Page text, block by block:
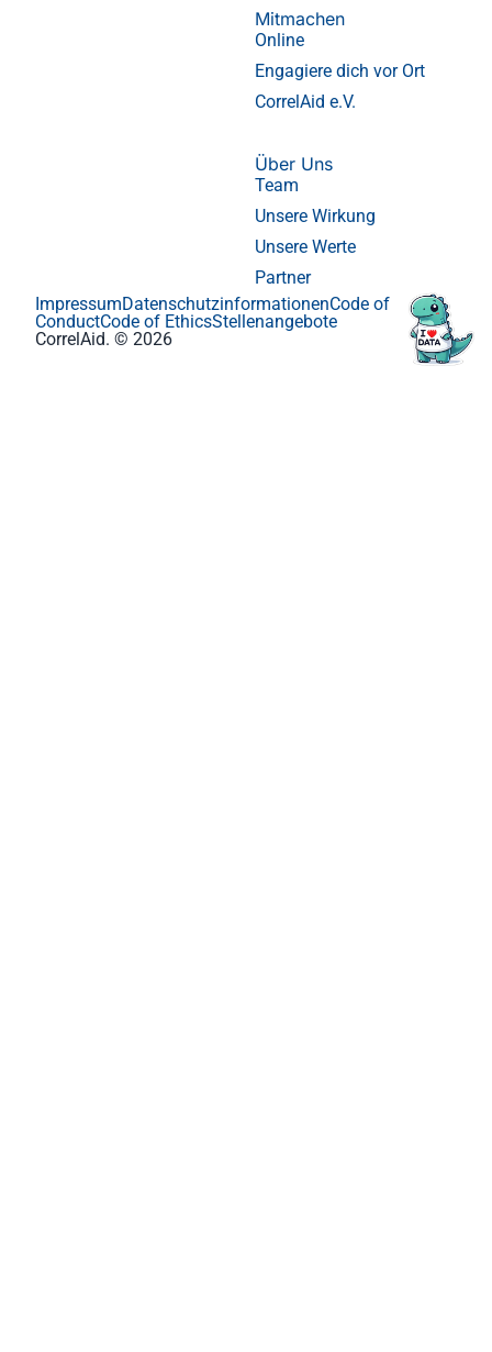
Mitmachen
Online
Engagiere dich vor Ort
CorrelAid e.V.
Über Uns
Team
Unsere Wirkung
Unsere Werte
Partner
CorrelAid. © 2026
ImpressumDatenschutzinformationenCode of
ConductCode of EthicsStellenangebote